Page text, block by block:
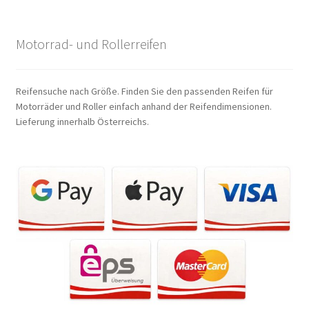
Motorrad- und Rollerreifen
Reifensuche nach Größe. Finden Sie den passenden Reifen für
Motorräder und Roller einfach anhand der Reifendimensionen.
Lieferung innerhalb Österreichs.